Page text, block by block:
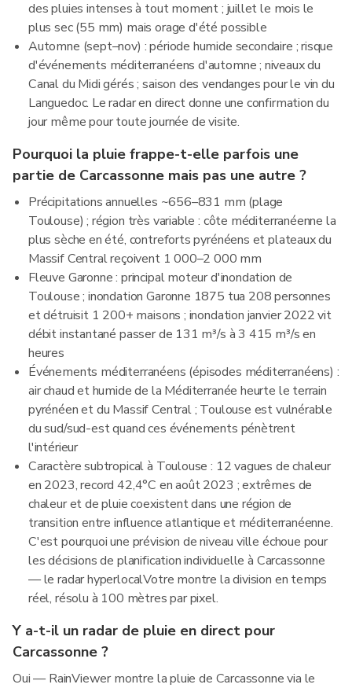
des pluies intenses à tout moment ; juillet le mois le
plus sec (55 mm) mais orage d'été possible
Automne (sept–nov) : période humide secondaire ; risque
d'événements méditerranéens d'automne ; niveaux du
Canal du Midi gérés ; saison des vendanges pour le vin du
Languedoc. Le radar en direct donne une confirmation du
jour même pour toute journée de visite.
Pourquoi la pluie frappe-t-elle parfois une
partie de Carcassonne mais pas une autre ?
Précipitations annuelles ~656–831 mm (plage
Toulouse) ; région très variable : côte méditerranéenne la
plus sèche en été, contreforts pyrénéens et plateaux du
Massif Central reçoivent 1 000–2 000 mm
Fleuve Garonne : principal moteur d'inondation de
Toulouse ; inondation Garonne 1875 tua 208 personnes
et détruisit 1 200+ maisons ; inondation janvier 2022 vit
débit instantané passer de 131 m³/s à 3 415 m³/s en
heures
Événements méditerranéens (épisodes méditerranéens) :
air chaud et humide de la Méditerranée heurte le terrain
pyrénéen et du Massif Central ; Toulouse est vulnérable
du sud/sud-est quand ces événements pénètrent
l'intérieur
Caractère subtropical à Toulouse : 12 vagues de chaleur
en 2023, record 42,4°C en août 2023 ; extrêmes de
chaleur et de pluie coexistent dans une région de
transition entre influence atlantique et méditerranéenne.
C'est pourquoi une prévision de niveau ville échoue pour
les décisions de planification individuelle à Carcassonne
— le radar hyperlocalVotre montre la division en temps
réel, résolu à 100 mètres par pixel.
Y a-t-il un radar de pluie en direct pour
Carcassonne ?
Oui — RainViewer montre la pluie de Carcassonne via le